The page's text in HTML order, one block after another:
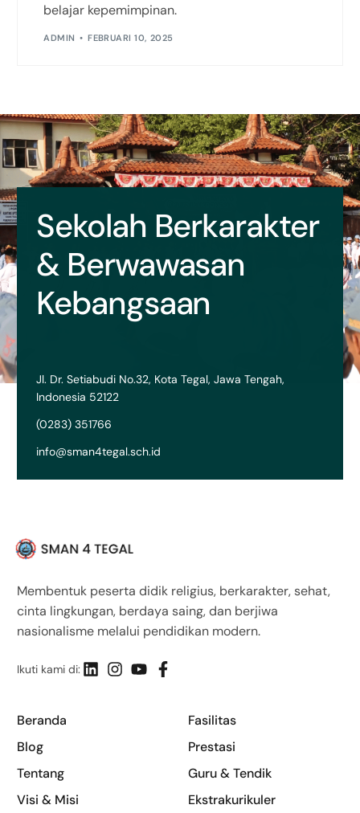
belajar kepemimpinan.
ADMIN FEBRUARI 10, 2025
Sekolah Berkarakter
& Berwawasan
Kebangsaan
Jl. Dr. Setiabudi No.32, Kota Tegal, Jawa Tengah,
Indonesia 52122
(0283) 351766
info@sman4tegal.sch.id
Membentuk peserta didik religius, berkarakter, sehat,
cinta lingkungan, berdaya saing, dan berjiwa
nasionalisme melalui pendidikan modern.
Ikuti kami di:
Beranda
Blog
Tentang
Visi & Misi
Fasilitas
Prestasi
Guru & Tendik
Ekstrakurikuler